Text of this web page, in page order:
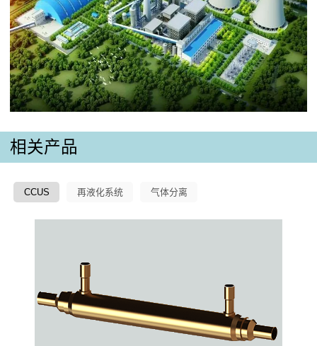
相关产品
CCUS 再液化系统 气体分离